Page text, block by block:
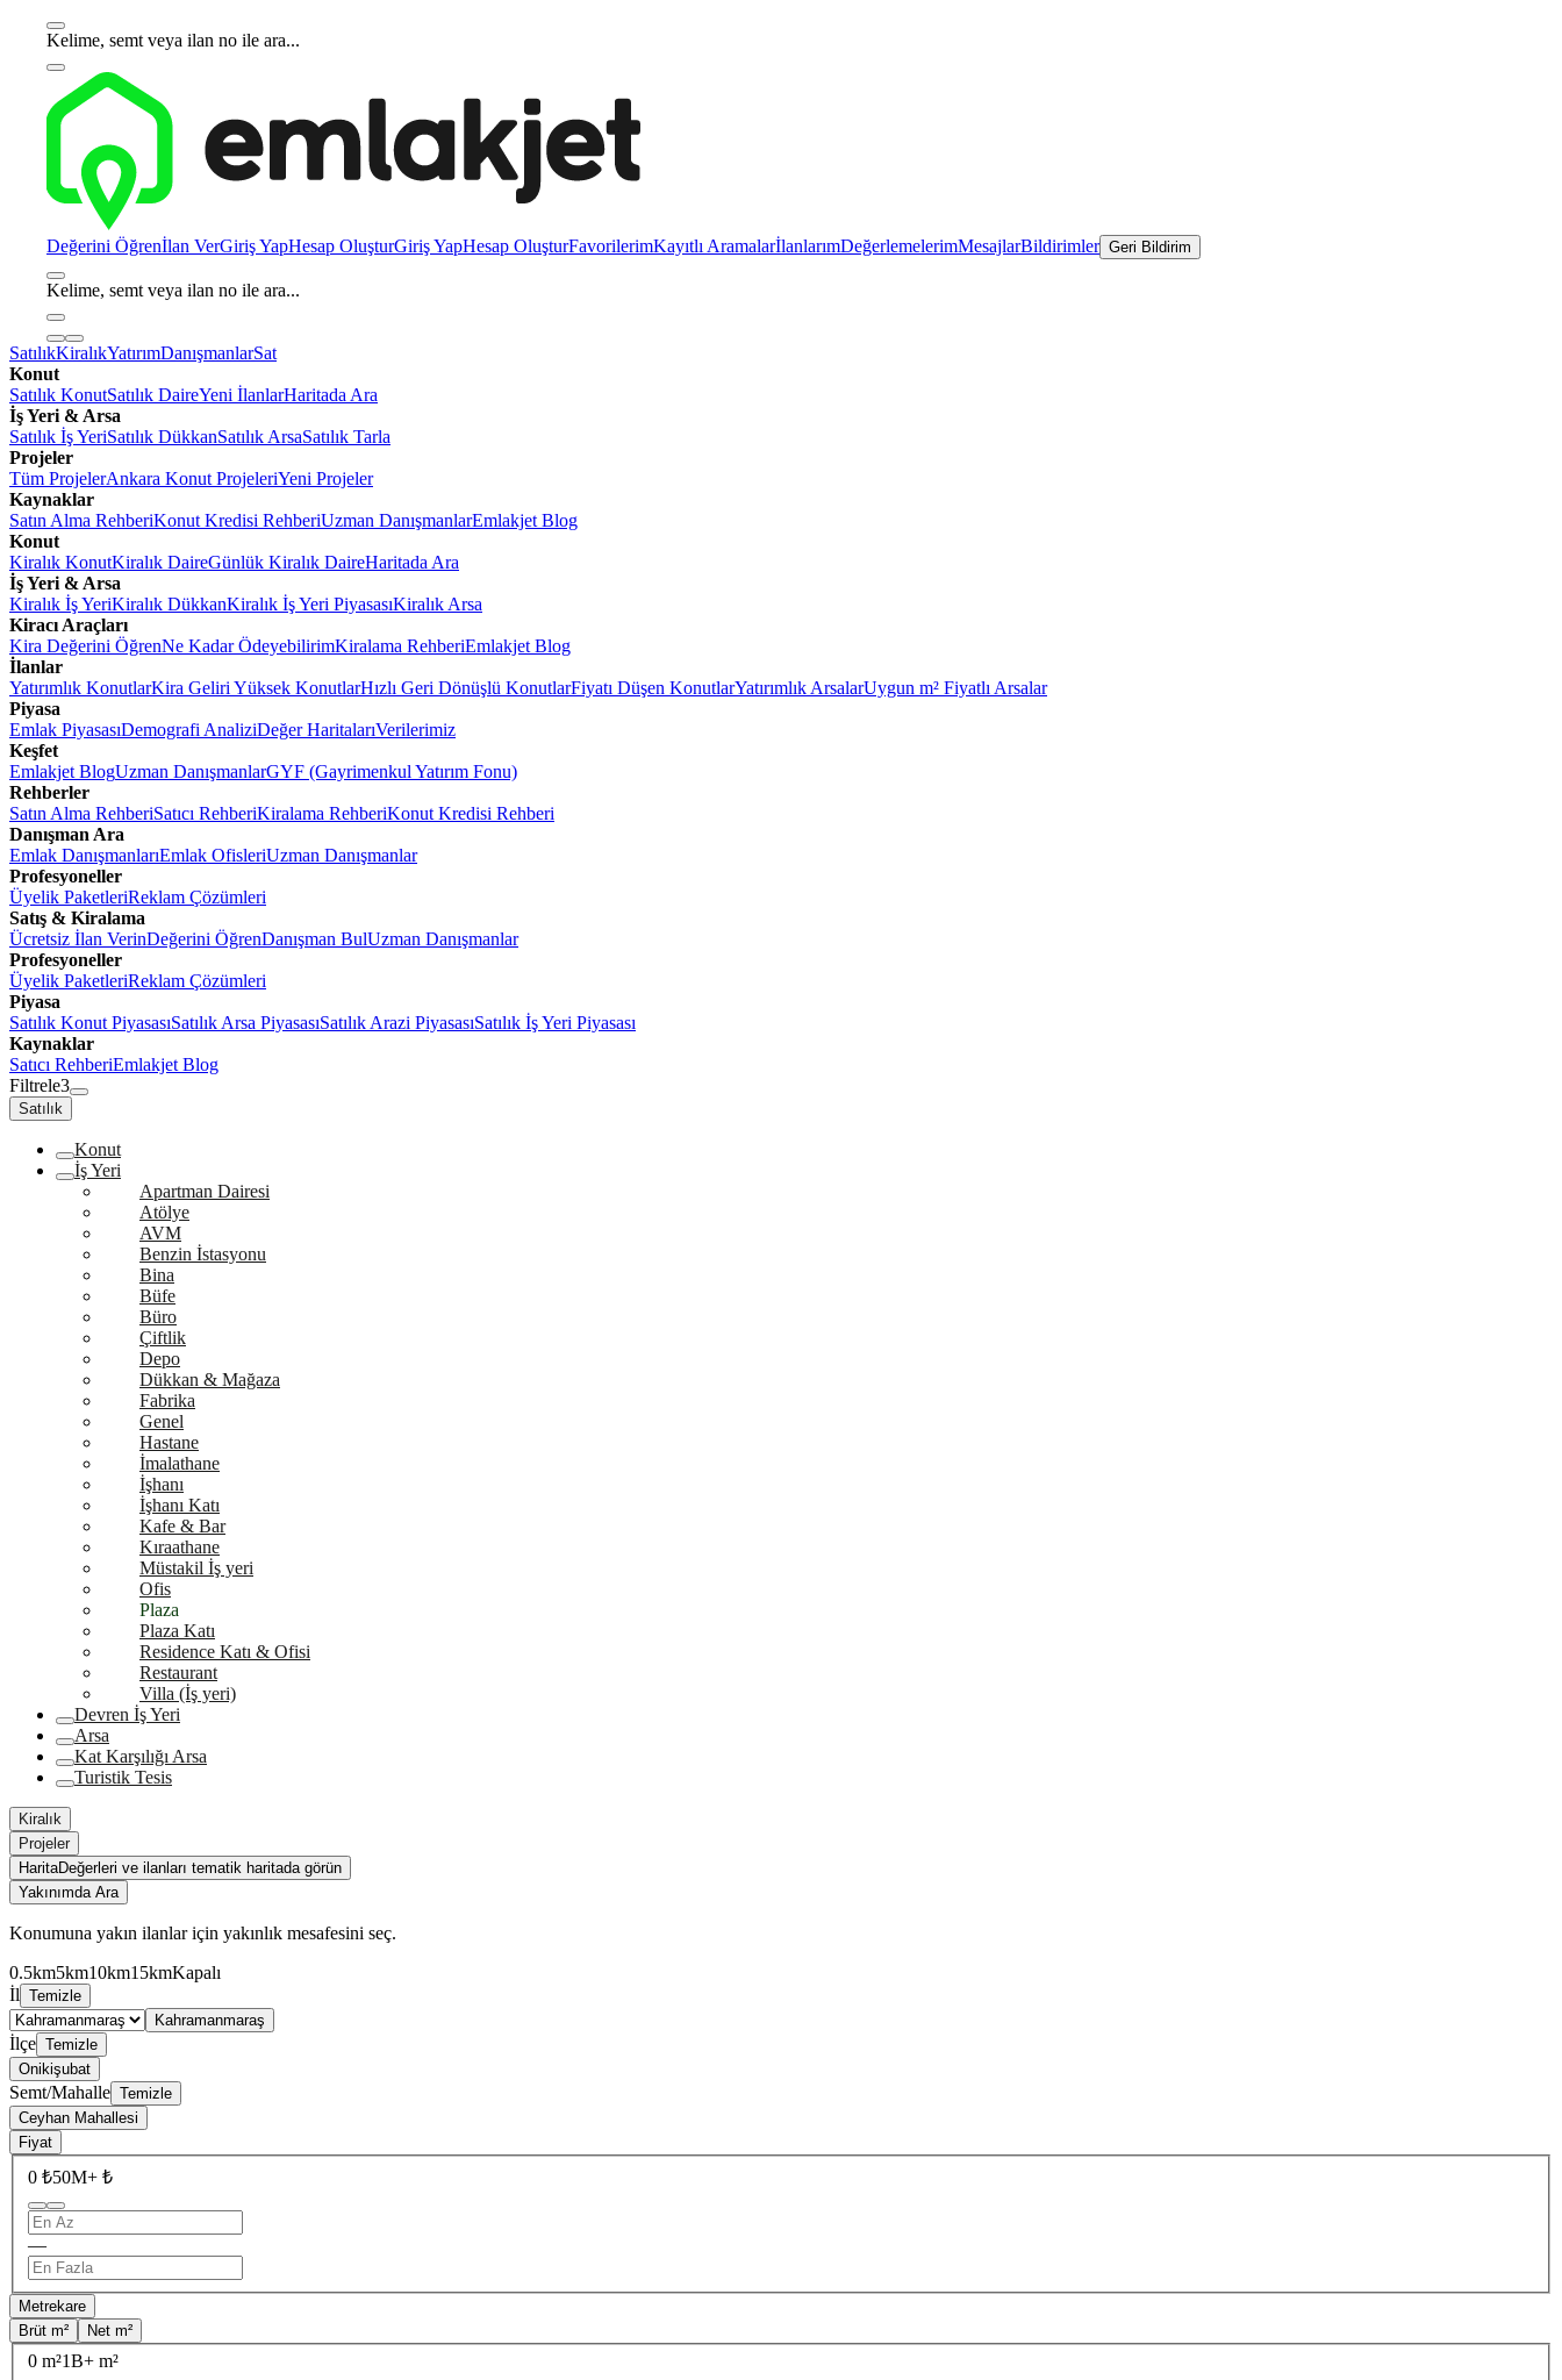
Kelime, semt veya ilan no ile ara...
Değerini Öğrenİlan VerGiriş YapHesap OluşturGiriş YapHesap OluşturFavorilerimKayıtlı AramalarİlanlarımDeğerlemelerimMesajlarBildirimler Geri Bildirim
Kelime, semt veya ilan no ile ara...
SatılıkKiralıkYatırımDanışmanlarSat
Konut
Satılık KonutSatılık DaireYeni İlanlarHaritada Ara
İş Yeri & Arsa
Satılık İş YeriSatılık DükkanSatılık ArsaSatılık Tarla
Projeler
Tüm ProjelerAnkara Konut ProjeleriYeni Projeler
Kaynaklar
Satın Alma RehberiKonut Kredisi RehberiUzman DanışmanlarEmlakjet Blog
Konut
Kiralık KonutKiralık DaireGünlük Kiralık DaireHaritada Ara
İş Yeri & Arsa
Kiralık İş YeriKiralık DükkanKiralık İş Yeri PiyasasıKiralık Arsa
Kiracı Araçları
Kira Değerini ÖğrenNe Kadar ÖdeyebilirimKiralama RehberiEmlakjet Blog
İlanlar
Yatırımlık KonutlarKira Geliri Yüksek KonutlarHızlı Geri Dönüşlü KonutlarFiyatı Düşen KonutlarYatırımlık ArsalarUygun m² Fiyatlı Arsalar
Piyasa
Emlak PiyasasıDemografi AnaliziDeğer HaritalarıVerilerimiz
Keşfet
Emlakjet BlogUzman DanışmanlarGYF (Gayrimenkul Yatırım Fonu)
Rehberler
Satın Alma RehberiSatıcı RehberiKiralama RehberiKonut Kredisi Rehberi
Danışman Ara
Emlak DanışmanlarıEmlak OfisleriUzman Danışmanlar
Profesyoneller
Üyelik PaketleriReklam Çözümleri
Satış & Kiralama
Ücretsiz İlan VerinDeğerini ÖğrenDanışman BulUzman Danışmanlar
Profesyoneller
Üyelik PaketleriReklam Çözümleri
Piyasa
Satılık Konut PiyasasıSatılık Arsa PiyasasıSatılık Arazi PiyasasıSatılık İş Yeri Piyasası
Kaynaklar
Satıcı RehberiEmlakjet Blog
Filtrele3
Satılık
Konut
İş Yeri
Apartman Dairesi
Atölye
AVM
Benzin İstasyonu
Bina
Büfe
Büro
Çiftlik
Depo
Dükkan & Mağaza
Fabrika
Genel
Hastane
İmalathane
İşhanı
İşhanı Katı
Kafe & Bar
Kıraathane
Müstakil İş yeri
Ofis
Plaza
Plaza Katı
Residence Katı & Ofisi
Restaurant
Villa (İş yeri)
Devren İş Yeri
Arsa
Kat Karşılığı Arsa
Turistik Tesis
Kiralık
Projeler
HaritaDeğerleri ve ilanları tematik haritada görün
Yakınımda Ara
Konumuna yakın ilanlar için yakınlık mesafesini seç.
0.5km5km10km15kmKapalı
İl Temizle
Kahramanmaraş
İlçe Temizle
Onikişubat
Semt/Mahalle Temizle
Ceyhan Mahallesi
Fiyat
0 ₺50M+ ₺
—
Metrekare
Brüt m²
Net m²
0 m²1B+ m²